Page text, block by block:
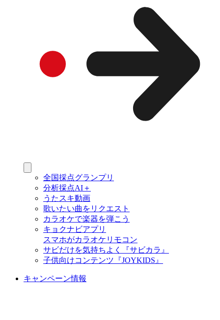
全国採点グランプリ
分析採点AI＋
うたスキ動画
歌いたい曲をリクエスト
カラオケで楽器を弾こう
キョクナビアプリ
スマホがカラオケリモコン
サビだけを気持ちよく『サビカラ』
子供向けコンテンツ『JOYKIDS』
キャンペーン情報